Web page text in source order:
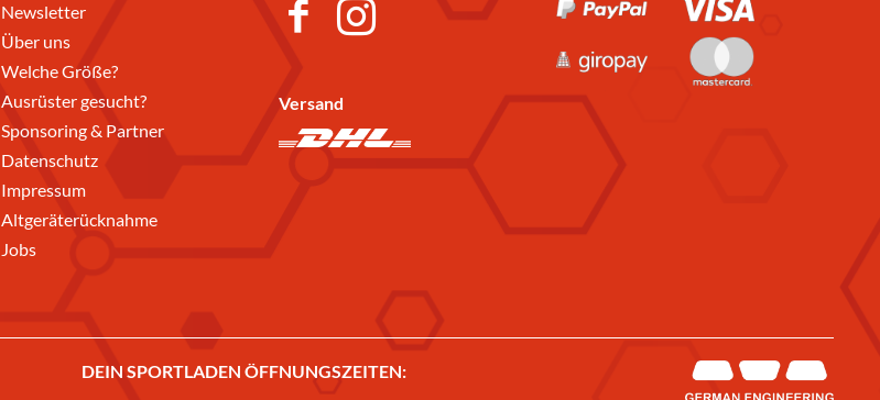
Newsletter
Über uns
Welche Größe?
Ausrüster gesucht?
Sponsoring & Partner
Datenschutz
Impressum
Altgeräterücknahme
Jobs
Versand
DEIN SPORTLADEN ÖFFNUNGSZEITEN: